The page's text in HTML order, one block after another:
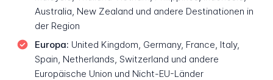
Australia, New Zealand und andere Destinationen in
der Region
Europa: United Kingdom, Germany, France, Italy,
Spain, Netherlands, Switzerland und andere
Europäische Union und Nicht-EU-Länder